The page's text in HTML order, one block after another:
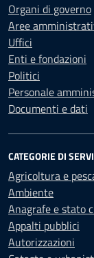
Organi di governo
Aree
Uffici
Enti e fondazioni
Politici
Personale
Documenti e dati
CATEGORIE DI
Agricoltura e
Ambiente
Anagrafe e stato
Appalti pubblici
Autorizzazioni